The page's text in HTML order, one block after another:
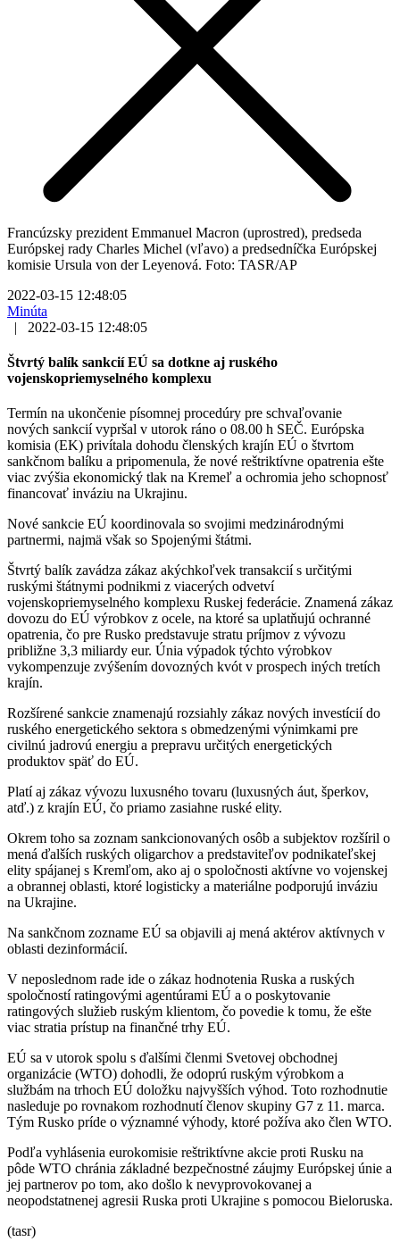
Francúzsky prezident Emmanuel Macron (uprostred), predseda
Európskej rady Charles Michel (vľavo) a predsedníčka Európskej
komisie Ursula von der Leyenová. Foto: TASR/AP
2022-03-15 12:48:05
Minúta
|
2022-03-15 12:48:05
Štvrtý balík sankcií EÚ sa dotkne aj ruského
vojenskopriemyselného komplexu
Termín na ukončenie písomnej procedúry pre schvaľovanie
nových sankcií vypršal v utorok ráno o 08.00 h SEČ. Európska
komisia (EK) privítala dohodu členských krajín EÚ o štvrtom
sankčnom balíku a pripomenula, že nové reštriktívne opatrenia ešte
viac zvýšia ekonomický tlak na Kremeľ a ochromia jeho schopnosť
financovať inváziu na Ukrajinu.
Nové sankcie EÚ koordinovala so svojimi medzinárodnými
partnermi, najmä však so Spojenými štátmi.
Štvrtý balík zavádza zákaz akýchkoľvek transakcií s určitými
ruskými štátnymi podnikmi z viacerých odvetví
vojenskopriemyselného komplexu Ruskej federácie. Znamená zákaz
dovozu do EÚ výrobkov z ocele, na ktoré sa uplatňujú ochranné
opatrenia, čo pre Rusko predstavuje stratu príjmov z vývozu
približne 3,3 miliardy eur. Únia výpadok týchto výrobkov
vykompenzuje zvýšením dovozných kvót v prospech iných tretích
krajín.
Rozšírené sankcie znamenajú rozsiahly zákaz nových investícií do
ruského energetického sektora s obmedzenými výnimkami pre
civilnú jadrovú energiu a prepravu určitých energetických
produktov späť do EÚ.
Platí aj zákaz vývozu luxusného tovaru (luxusných áut, šperkov,
atď.) z krajín EÚ, čo priamo zasiahne ruské elity.
Okrem toho sa zoznam sankcionovaných osôb a subjektov rozšíril o
mená ďalších ruských oligarchov a predstaviteľov podnikateľskej
elity spájanej s Kremľom, ako aj o spoločnosti aktívne vo vojenskej
a obrannej oblasti, ktoré logisticky a materiálne podporujú inváziu
na Ukrajine.
Na sankčnom zozname EÚ sa objavili aj mená aktérov aktívnych v
oblasti dezinformácií.
V neposlednom rade ide o zákaz hodnotenia Ruska a ruských
spoločností ratingovými agentúrami EÚ a o poskytovanie
ratingových služieb ruským klientom, čo povedie k tomu, že ešte
viac stratia prístup na finančné trhy EÚ.
EÚ sa v utorok spolu s ďalšími členmi Svetovej obchodnej
organizácie (WTO) dohodli, že odoprú ruským výrobkom a
službám na trhoch EÚ doložku najvyšších výhod. Toto rozhodnutie
nasleduje po rovnakom rozhodnutí členov skupiny G7 z 11. marca.
Tým Rusko príde o významné výhody, ktoré požíva ako člen WTO.
Podľa vyhlásenia eurokomisie reštriktívne akcie proti Rusku na
pôde WTO chránia základné bezpečnostné záujmy Európskej únie a
jej partnerov po tom, ako došlo k nevyprovokovanej a
neopodstatnenej agresii Ruska proti Ukrajine s pomocou Bieloruska.
(tasr)